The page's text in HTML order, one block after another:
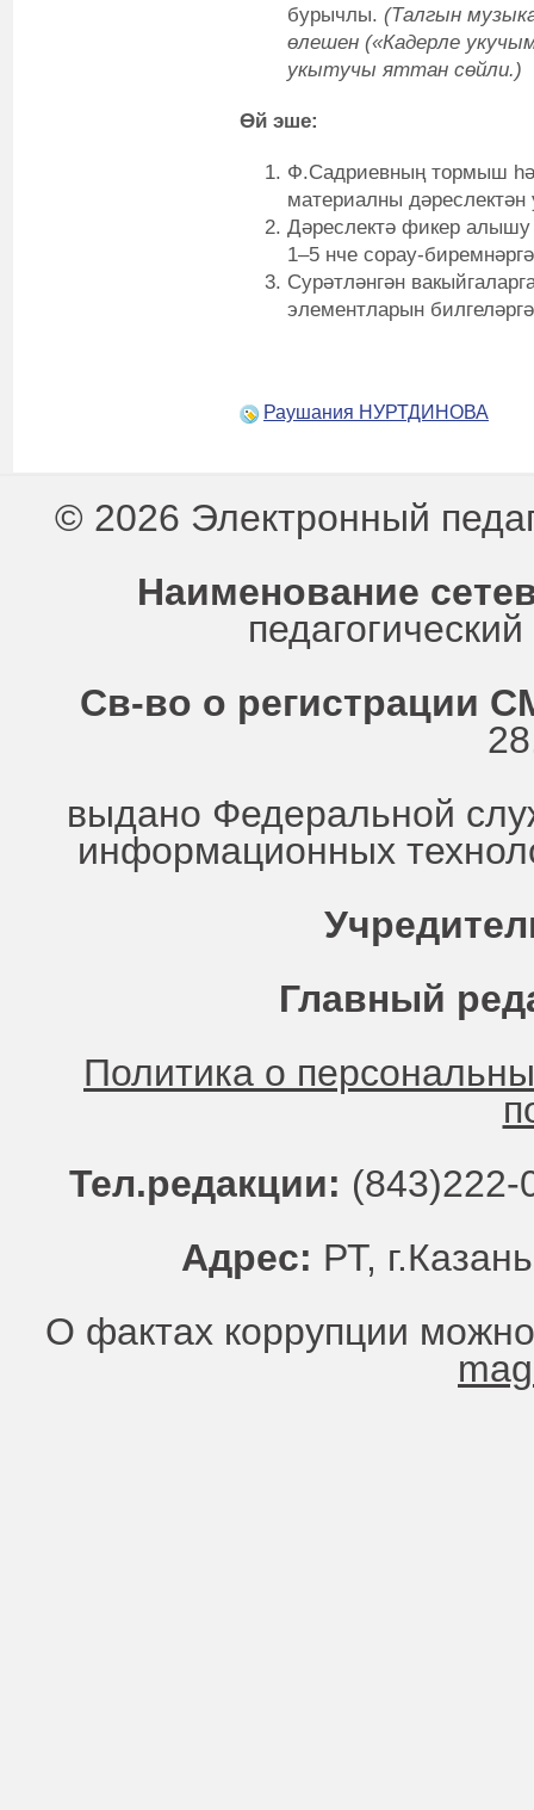
бурычлы. (Талгын
өлешен («Кадерле
укытучы яттан сөйли.)
Өй эше:
Ф.Садриевның тормыш
материалны дәреслектән
Дәреслектә фикер алышу
1–5 нче сорау-
Сурәтләнгән
элементларын
Раушания НУРТДИНОВА
© 2026 Электронный
Наименование
Св-во о регистрации
выдано Федеральной
информационных
Главный
Политика о
Тел.редакции:
Адрес: РТ,
О фактах коррупции